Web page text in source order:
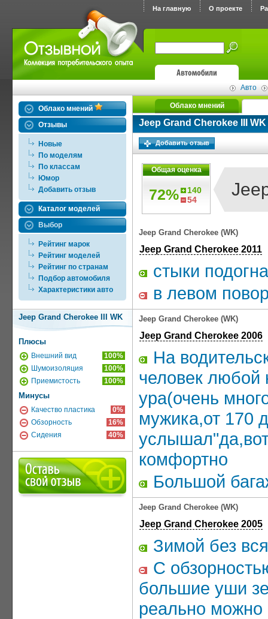
На главную О проекте
Авто
Облако мнений
Отзывы
Новые
По моделям
По классам
Юмор
Добавить отзыв
Каталог моделей
Выбор
Рейтинг марок
Рейтинг моделей
Рейтинг по странам
Подбор автомобиля
Характеристики авто
Jeep Grand Cherokee III WK
Плюсы
Внешний вид
100%
Шумоизоляция
100%
Приемистость
100%
Минусы
Качество пластика
0%
Обзорность
16%
Сидения
40%
Облако мнений
Jeep Grand Cherokee III WK
Добавить отзыв
Общая оценка
72%
140
54
Jeep Grand Cherokee (WK)
Jeep Grand Cherokee 2011
стыки
в левом
Jeep Grand Cherokee (WK)
Jeep Grand Cherokee 2006
На
человек любой
ура(очень
мужика,от 170
комфортно
Большой
Jeep Grand Cherokee (WK)
Jeep Grand Cherokee 2005
Зимой без
С
большие уши
реально можно